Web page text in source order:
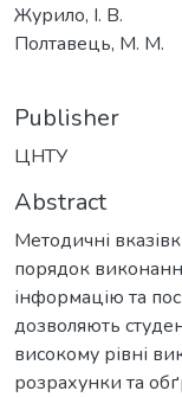
Журило, І. В.
Полтавець, М. М.
Publisher
ЦНТУ
Abstract
Методичні
порядок
інформацію та
дозволяють
високому рівні
розрахунки та